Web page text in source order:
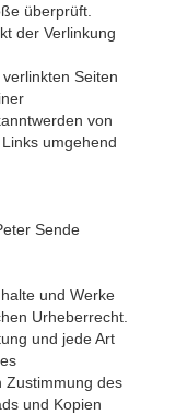
überprüft.
der Verlinkung
Seiten
von
umgehend
Sende
und Werke
Urheberrecht.
und jede Art
Zustimmung des
und Kopien